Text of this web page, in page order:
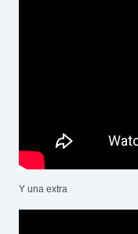
Y una extra